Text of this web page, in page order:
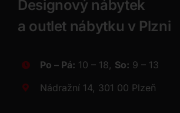
Designový nábytek
a outlet nábytku v Plzni
Po – Pá: 10 – 18, So: 9 – 13
Nádražní 14, 301 00 Plzeň